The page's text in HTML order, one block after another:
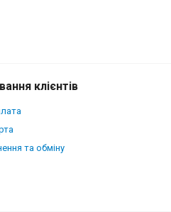
для Realme 10 Pro
клієнтів
та обміну